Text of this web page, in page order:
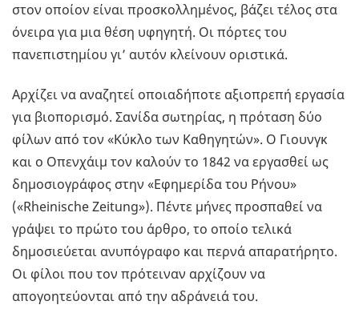
στον οποίον είναι προσκολλημένος, βάζει τέλος στα
όνειρα για μια θέση υφηγητή. Οι πόρτες του
πανεπιστημίου γι’ αυτόν κλείνουν οριστικά.
Αρχίζει να αναζητεί οποιαδήποτε αξιοπρεπή εργασία
για βιοπορισμό. Σανίδα σωτηρίας, η πρόταση δύο
φίλων από τον «Κύκλο των Καθηγητών». Ο Γιουνγκ
και ο Οπενχάιμ τον καλούν το 1842 να εργασθεί ως
δημοσιογράφος στην «Εφημερίδα του Ρήνου»
(«Rheinische Zeitung»). Πέντε μήνες προσπαθεί να
γράψει το πρώτο του άρθρο, το οποίο τελικά
δημοσιεύεται ανυπόγραφο και περνά απαρατήρητο.
Οι φίλοι που τον πρότειναν αρχίζουν να
απογοητεύονται από την αδράνειά του.